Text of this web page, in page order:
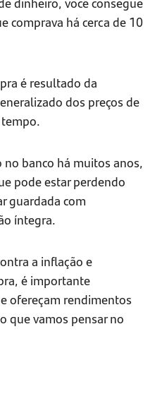
comprava há cerca de 10
é resultado da
dos preços de
banco há muitos anos,
pode estar perdendo
guardada com
íntegra.
a inflação e
é importante
ofereçam rendimentos
que vamos pensar no